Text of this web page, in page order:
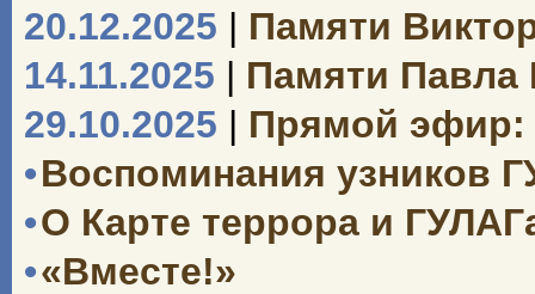
20.12.2025 | Памяти
14.11.2025 | Памяти Павла
29.10.2025 | Прямой эфир:
•Воспоминания узников
•О Карте террора и
•«Вместе!»